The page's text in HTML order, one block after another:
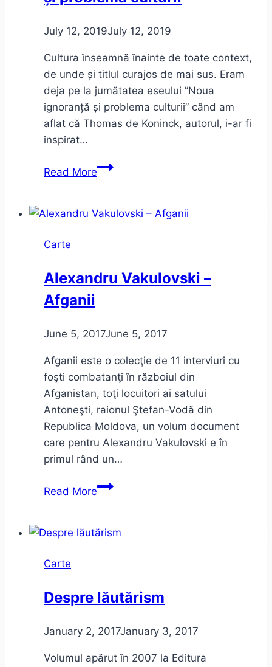
July 12, 2019July 12, 2019
Cultura înseamnă înainte de toate context,
de unde și titlul curajos de mai sus. Eram
deja pe la jumătatea eseului ”Noua
ignoranță și problema culturii” când am
aflat că Thomas de Koninck, autorul, i-ar fi
inspirat…
Read MoreMicul
ignoranță
Carte
Alexandru Vakulovski –
Afganii
June 5, 2017June 5, 2017
Afganii este o colecţie de 11 interviuri cu
foşti combatanţi în războiul din
Afganistan, toţi locuitori ai satului
Antoneşti, raionul Ştefan-Vodă din
Republica Moldova, un volum document
care pentru Alexandru Vakulovski e în
primul rând un…
Read MoreAlexandru
Afganii
Carte
Despre lăutărism
January 2, 2017January 3, 2017
Volumul apărut în 2007 la Editura